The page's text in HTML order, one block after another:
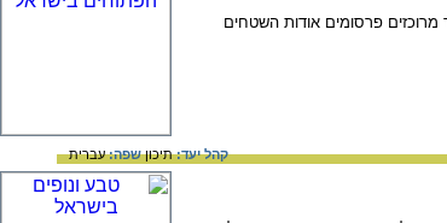
פרסומים אודות השטחים
קהל יעד:תיכוןשפה:עברית